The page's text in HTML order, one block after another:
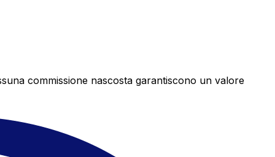
commissione nascosta garantiscono un valore